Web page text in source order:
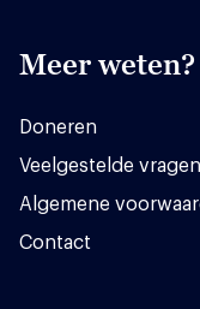
Meer weten?
Doneren
Veelgestelde vragen
Algemene
Contact